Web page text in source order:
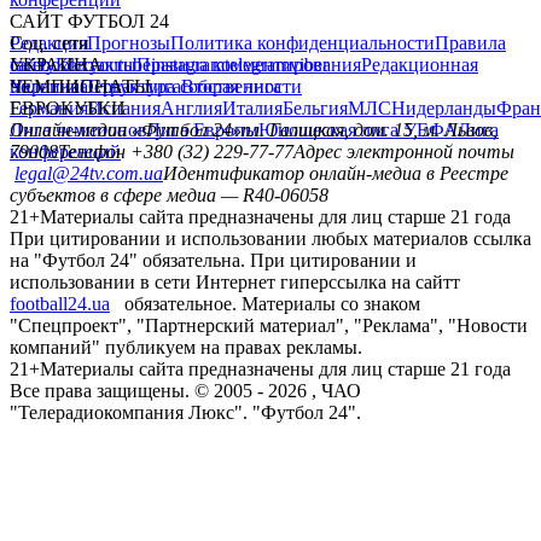
САЙТ ФУТБОЛ 24
РедакцияПрогнозыПолитика конфиденциальностиПравила
сайтуКонтактыПравила комментированияРедакционная
политикаСтруктура собственности
Соц. сети
facebookxyoutubeinstagramtelegramviber
УКРАИНА
УкраинаПервая лигаВторая лига
ЧЕМПИОНАТЫ
ГерманияИспанияАнглияИталияБельгияМЛСНидерланды
ЕВРОКУБКИ
Лига чемпионовЛига ЕвропыЮношеская лига УЕФАЛига
конференций
Онлайн-медиа «Футбол 24»пл. Галицкая, дом. 15, м. Львов,
79008Телефон +380 (32) 229-77-77Адрес электронной почты
legal@24tv.com.uaИдентификатор онлайн-медиа в Реестре
субъектов в сфере медиа — R40-06058
21+Материалы сайта предназначены для лиц старше 21 года
При цитировании и использовании любых материалов ссылка
на "Футбол 24" обязательна. При цитировании и
использовании в сети Интернет гиперссылка на сайтт
football24.ua
обязательное. Материалы со знаком
"Спецпроект", "Партнерский материал", "Реклама", "Новости
компаний" публикуем на правах рекламы.
21+Материалы сайта предназначены для лиц старше 21 года
Все права защищены. © 2005 - 2026 , ЧАО
"Телерадиокомпания Люкс". "Футбол 24".